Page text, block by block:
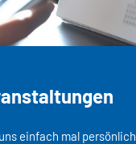
einfach mal persönlich